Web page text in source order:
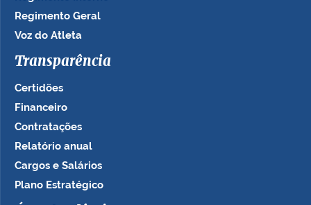
Regimento Geral
Voz do Atleta
Transparência
Certidões
Financeiro
Contratações
Relatório anual
Cargos e Salários
Plano Estratégico